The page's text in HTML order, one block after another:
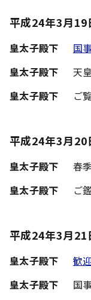
平成24年3月19
皇太子殿下
国
皇太子殿下
天
皇太子殿下
ご
平成24年3月20
皇太子殿下
春
皇太子殿下
ご
平成24年3月21
皇太子殿下
歓
皇太子殿下
国